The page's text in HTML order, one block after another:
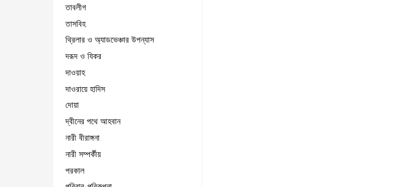
তাবলীগ
তাসবিহ
থ্রিলার ও অ্যাডভেঞ্চার উপন্যাস
দরূদ ও যিকর
দাওয়াহ
দাওরায়ে হাদিস
দোয়া
দ্বীনের পথে আহবান
নারী বীরাঙ্গনা
নারী সম্পর্কীয়
পরকাল